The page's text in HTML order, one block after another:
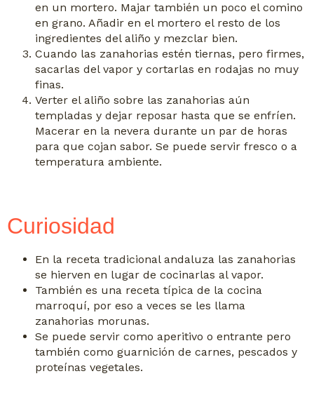
en un mortero. Majar también un poco el comino
en grano. Añadir en el mortero el resto de los
ingredientes del aliño y mezclar bien.
Cuando las zanahorias estén tiernas, pero firmes,
sacarlas del vapor y cortarlas en rodajas no muy
finas.
Verter el aliño sobre las zanahorias aún
templadas y dejar reposar hasta que se enfríen.
Macerar en la nevera durante un par de horas
para que cojan sabor. Se puede servir fresco o a
temperatura ambiente.
Curiosidad
En la receta tradicional andaluza las zanahorias
se hierven en lugar de cocinarlas al vapor.
También es una receta típica de la cocina
marroquí, por eso a veces se les llama
zanahorias morunas.
Se puede servir como aperitivo o entrante pero
también como guarnición de carnes, pescados y
proteínas vegetales.